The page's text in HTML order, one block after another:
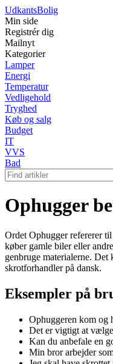
UdkantsBolig
Min side
Registrér dig
Mailnyt
Kategorier
Lamper
Energi
Temperatur
Vedligehold
Tryghed
Køb og salg
Budget
IT
VVS
Bad
Ophugger
Ordet Ophugger refererer
køber gamle biler eller
genbruge materialerne. Det
skrotforhandler på dansk.
Eksempler på
Ophuggeren kom og
Det er vigtigt at
Kan du anbefale en
Min bror arbejder